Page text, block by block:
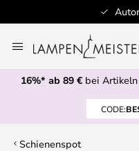
Inhalt
springen
16%* ab 89 € bei
CODE:
Schienenspot